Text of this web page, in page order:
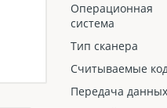
Операционная
система
Тип сканера
Считываемые
Передача данных